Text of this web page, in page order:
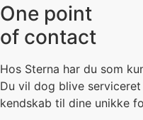
One point
of contact
Hos Sterna har du som
Du vil dog blive
kendskab til dine unikke